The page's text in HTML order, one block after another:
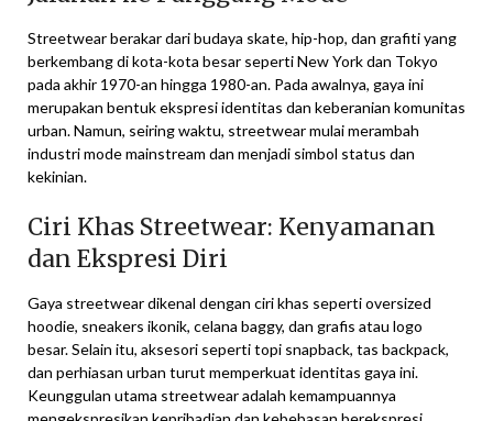
Streetwear berakar dari budaya skate, hip-hop, dan grafiti yang
berkembang di kota-kota besar seperti New York dan Tokyo
pada akhir 1970-an hingga 1980-an. Pada awalnya, gaya ini
merupakan bentuk ekspresi identitas dan keberanian komunitas
urban. Namun, seiring waktu, streetwear mulai merambah
industri mode mainstream dan menjadi simbol status dan
kekinian.
Ciri Khas Streetwear: Kenyamanan
dan Ekspresi Diri
Gaya streetwear dikenal dengan ciri khas seperti oversized
hoodie, sneakers ikonik, celana baggy, dan grafis atau logo
besar. Selain itu, aksesori seperti topi snapback, tas backpack,
dan perhiasan urban turut memperkuat identitas gaya ini.
Keunggulan utama streetwear adalah kemampuannya